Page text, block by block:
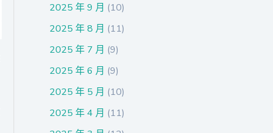
2025 年 9 月 (10)
2025 年 8 月 (11)
2025 年 7 月 (9)
2025 年 6 月 (9)
2025 年 5 月 (10)
2025 年 4 月 (11)